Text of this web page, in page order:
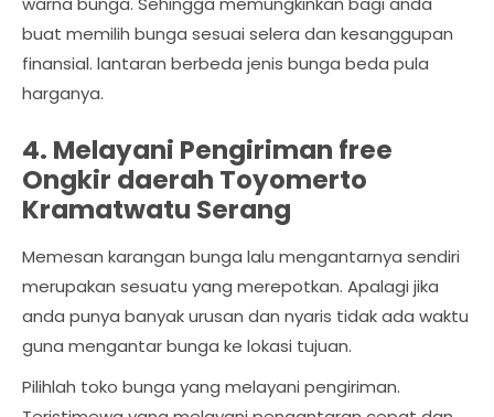
buat memilih bunga sesuai selera dan kesanggupan
finansial. lantaran berbeda jenis bunga beda pula
harganya.
4. Melayani Pengiriman free
Ongkir daerah Toyomerto
Kramatwatu Serang
Memesan karangan bunga lalu mengantarnya sendiri
merupakan sesuatu yang merepotkan. Apalagi jika
anda punya banyak urusan dan nyaris tidak ada waktu
guna mengantar bunga ke lokasi tujuan.
Pilihlah toko bunga yang melayani pengiriman.